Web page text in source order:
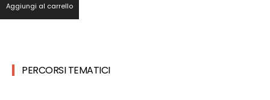
Aggiungi al carrello
PERCORSI TEMATICI